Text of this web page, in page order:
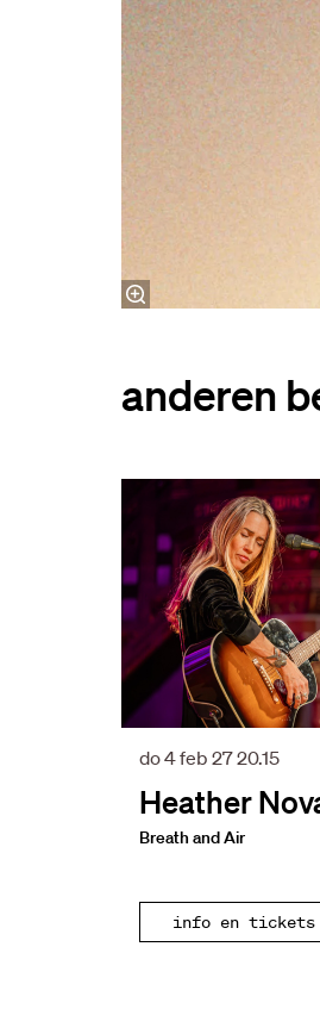
anderen
Heather
Breath and Air
do 4 feb 2720.15
info en tickets